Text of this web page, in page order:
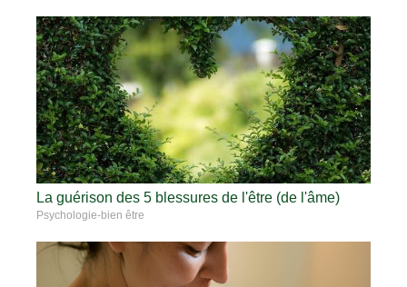
La guérison des 5 blessures de l'être (de l'âme)
Psychologie-bien être